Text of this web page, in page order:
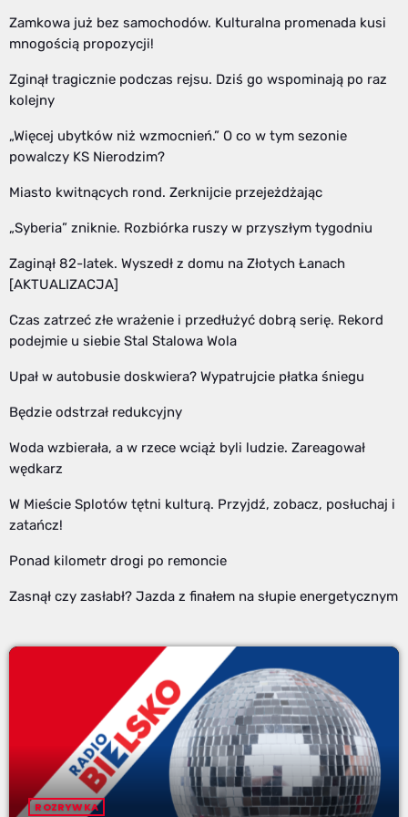
Zamkowa już bez samochodów. Kulturalna promenada kusi
mnogością propozycji!
Zginął tragicznie podczas rejsu. Dziś go wspominają po raz
kolejny
„Więcej ubytków niż wzmocnień.” O co w tym sezonie
powalczy KS Nierodzim?
Miasto kwitnących rond. Zerknijcie przejeżdżając
„Syberia” zniknie. Rozbiórka ruszy w przyszłym tygodniu
Zaginął 82-latek. Wyszedł z domu na Złotych Łanach
[AKTUALIZACJA]
Czas zatrzeć złe wrażenie i przedłużyć dobrą serię. Rekord
podejmie u siebie Stal Stalowa Wola
Upał w autobusie doskwiera? Wypatrujcie płatka śniegu
Będzie odstrzał redukcyjny
Woda wzbierała, a w rzece wciąż byli ludzie. Zareagował
wędkarz
W Mieście Splotów tętni kulturą. Przyjdź, zobacz, posłuchaj i
zatańcz!
Ponad kilometr drogi po remoncie
Zasnął czy zasłabł? Jazda z finałem na słupie energetycznym
ROZRYWKA